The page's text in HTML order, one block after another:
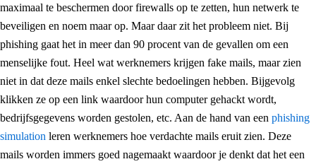
maximaal te beschermen door firewalls op te zetten, hun netwerk te
beveiligen en noem maar op. Maar daar zit het probleem niet. Bij
phishing gaat het in meer dan 90 procent van de gevallen om een
menselijke fout. Heel wat werknemers krijgen fake mails, maar zien
niet in dat deze mails enkel slechte bedoelingen hebben. Bijgevolg
klikken ze op een link waardoor hun computer gehackt wordt,
bedrijfsgegevens worden gestolen, etc. Aan de hand van een phishing
simulation leren werknemers hoe verdachte mails eruit zien. Deze
mails worden immers goed nagemaakt waardoor je denkt dat het een